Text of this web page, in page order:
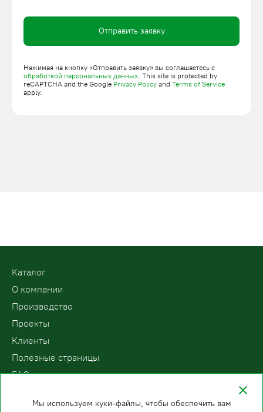
Отправить заявку
Нажимая на кнопку «Отправить заявку» вы соглашаетесь с
обработкой персональных данных. This site is protected by
reCAPTCHA and the Google Privacy Policy and Terms of Service
apply.
Kаталог
О компании
Производство
Проекты
Клиенты
Полезные страницы
FAQ
Мы используем куки-файлы, чтобы обеспечить вам